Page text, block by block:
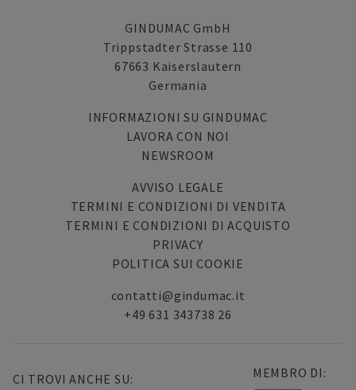
GINDUMAC GmbH
Trippstadter Strasse 110
67663 Kaiserslautern
Germania
INFORMAZIONI SU GINDUMAC
LAVORA CON NOI
NEWSROOM
AVVISO LEGALE
TERMINI E CONDIZIONI DI VENDITA
TERMINI E CONDIZIONI DI ACQUISTO
PRIVACY
POLITICA SUI COOKIE
contatti@gindumac.it
+49 631 343738 26
CI TROVI ANCHE SU: MEMBRO DI: